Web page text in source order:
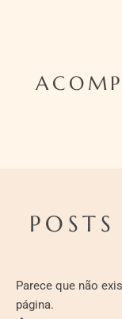
Parece que não
página.